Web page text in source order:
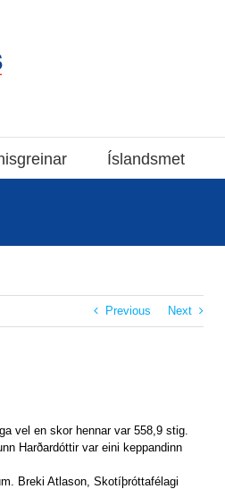
Íslandsmet
Previous Next
vel en skor hennar var 558,9 stig.
Harðardóttir var eini keppandinn
Breki Atlason, Skotíþróttafélagi